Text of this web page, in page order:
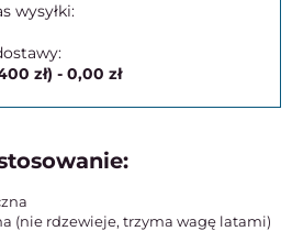
wysyłki:
zł) - 0,00 zł
(nie rdzewieje, trzyma wagę latami)